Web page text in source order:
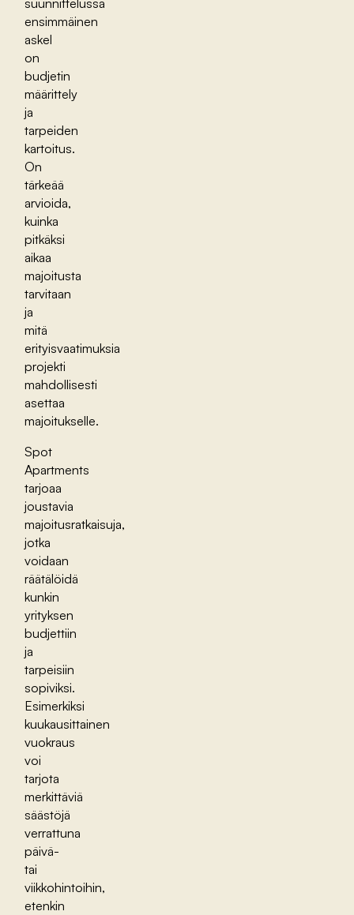
suunnittelussa
ensimmäinen
askel
on
budjetin
määrittely
ja
tarpeiden
kartoitus.
On
tärkeää
arvioida,
kuinka
pitkäksi
aikaa
majoitusta
tarvitaan
ja
mitä
erityisvaatimuksia
projekti
mahdollisesti
asettaa
majoitukselle.
Spot
Apartments
tarjoaa
joustavia
majoitusratkaisuja,
jotka
voidaan
räätälöidä
kunkin
yrityksen
budjettiin
ja
tarpeisiin
sopiviksi.
Esimerkiksi
kuukausittainen
vuokraus
voi
tarjota
merkittäviä
säästöjä
verrattuna
päivä-
tai
viikkohintoihin,
etenkin